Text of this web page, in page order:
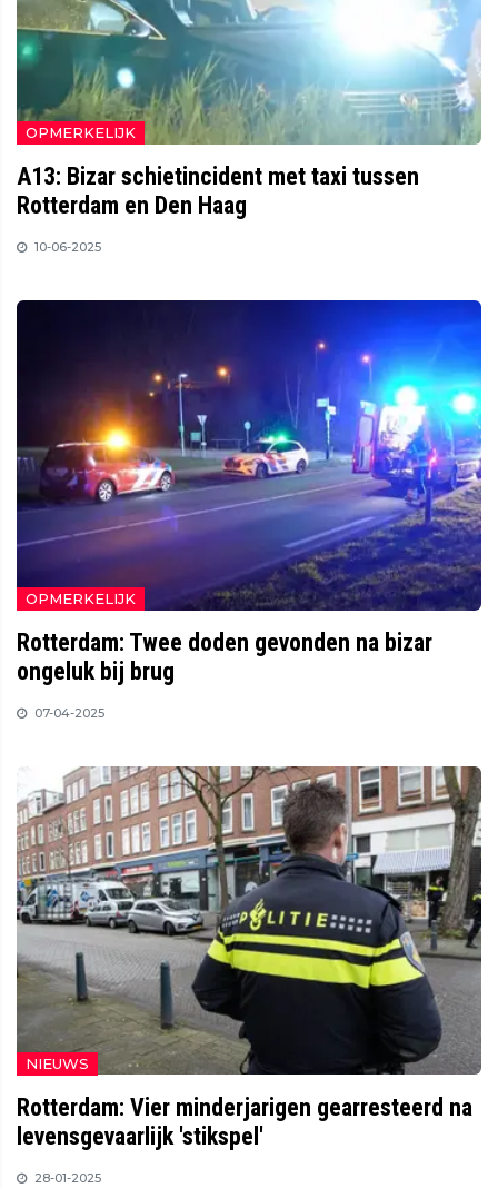
OPMERKELIJK
A13: Bizar schietincident met taxi tussen
Rotterdam en Den Haag
10-06-2025
OPMERKELIJK
Rotterdam: Twee doden gevonden na bizar
ongeluk bij brug
07-04-2025
NIEUWS
Rotterdam: Vier minderjarigen gearresteerd na
levensgevaarlijk 'stikspel'
28-01-2025